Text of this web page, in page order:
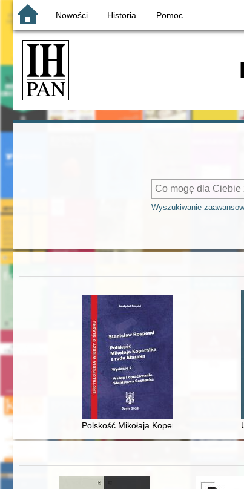
Nowości Historia Pomoc
Wyszukiwanie
Polskość Mikołaja Kopernika z rodu